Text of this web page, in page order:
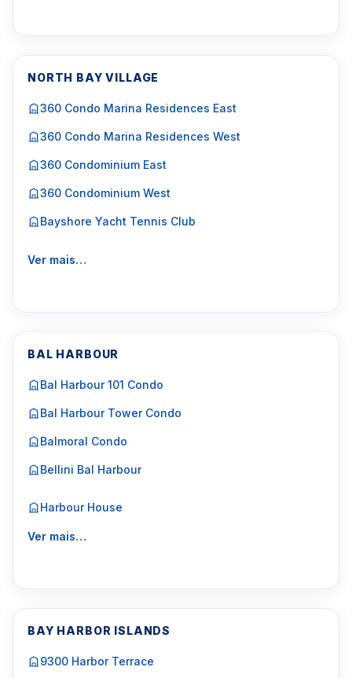
NORTH BAY VILLAGE
360 Condo Marina Residences East
360 Condo Marina Residences West
360 Condominium East
360 Condominium West
Bayshore Yacht Tennis Club
Ver mais…
BAL HARBOUR
Bal Harbour 101 Condo
Bal Harbour Tower Condo
Balmoral Condo
Bellini Bal Harbour
Harbour House
Ver mais…
BAY HARBOR ISLANDS
9300 Harbor Terrace